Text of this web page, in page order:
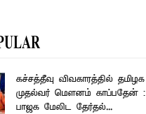
கச்சத்தீவு விவகாரத்தில் தமிழக
முதல்வர் மௌனம் காப்பதேன் :
பாஜக மேலிட தேர்தல்...